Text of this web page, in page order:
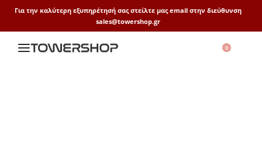
Για την καλύτερη εξυπηρέτησή σας στείλτε μας email στην διεύθυνση
sales@towershop.gr
0